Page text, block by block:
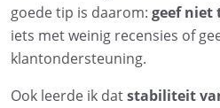
goede tip is daarom: geef niet
iets met weinig recensies of
klantondersteuning.
Ook leerde ik datstabiliteit